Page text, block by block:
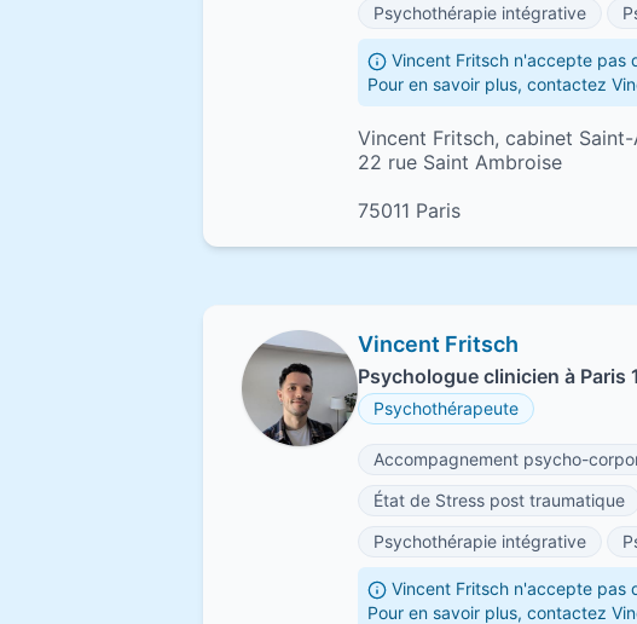
Psychothérapie intégrative
Vincent Fritsch n'accepte pas
Pour en savoir plus, contactez
Vincent Fritsch, cabinet
22 rue Saint Ambroise
75011 Paris
Vincent Fritsch
Psychologue clinicien à Paris
Psychothérapeute
Accompagnement psycho-
État de Stress post traumatique
Psychothérapie intégrative
Vincent Fritsch n'accepte pas
Pour en savoir plus, contactez